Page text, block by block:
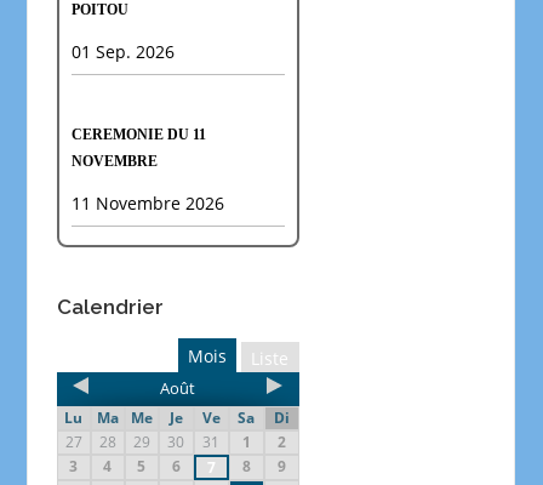
POITOU
01 Sep. 2026
CEREMONIE DU 11
NOVEMBRE
11 Novembre 2026
Calendrier
Liste
Mois
Août
Lu Ma Me Je Ve Sa
Di
27
28 29 30 31 1
2
3
4 5 6 7 8
9